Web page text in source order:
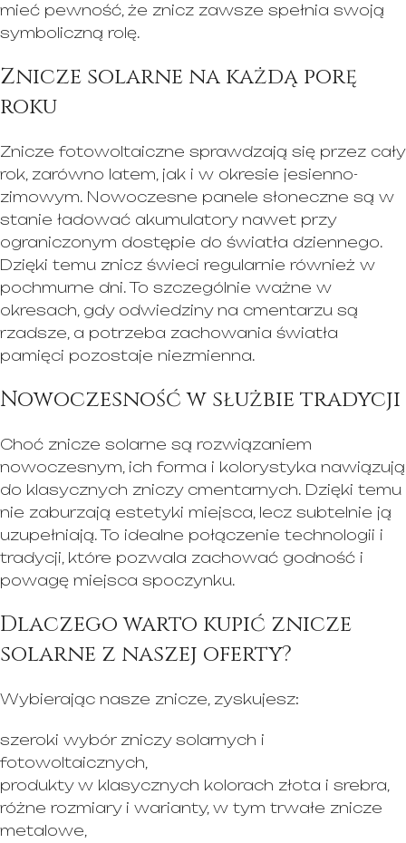
mieć pewność, że znicz zawsze spełnia swoją
symboliczną rolę.
Znicze solarne na każdą porę
roku
Znicze fotowoltaiczne sprawdzają się przez cały
rok, zarówno latem, jak i w okresie jesienno-
zimowym. Nowoczesne panele słoneczne są w
stanie ładować akumulatory nawet przy
ograniczonym dostępie do światła dziennego.
Dzięki temu znicz świeci regularnie również w
pochmurne dni. To szczególnie ważne w
okresach, gdy odwiedziny na cmentarzu są
rzadsze, a potrzeba zachowania światła
pamięci pozostaje niezmienna.
Nowoczesność w służbie tradycji
Choć znicze solarne są rozwiązaniem
nowoczesnym, ich forma i kolorystyka nawiązują
do klasycznych zniczy cmentarnych. Dzięki temu
nie zaburzają estetyki miejsca, lecz subtelnie ją
uzupełniają. To idealne połączenie technologii i
tradycji, które pozwala zachować godność i
powagę miejsca spoczynku.
Dlaczego warto kupić znicze
solarne z naszej oferty?
Wybierając nasze znicze, zyskujesz:
szeroki wybór zniczy solarnych i
fotowoltaicznych,
produkty w klasycznych kolorach złota i srebra,
różne rozmiary i warianty, w tym trwałe znicze
metalowe,